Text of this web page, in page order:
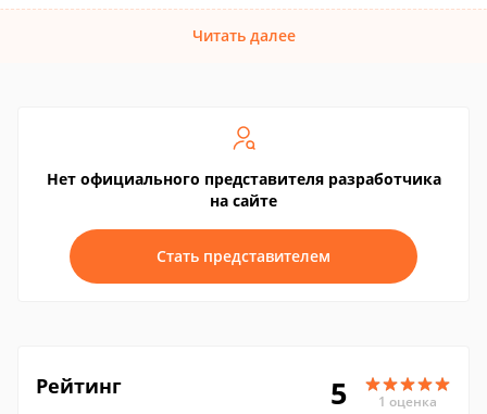
Читать далее
Нет официального представителя разработчика
на сайте
Стать представителем
Рейтинг 5 1 оценка